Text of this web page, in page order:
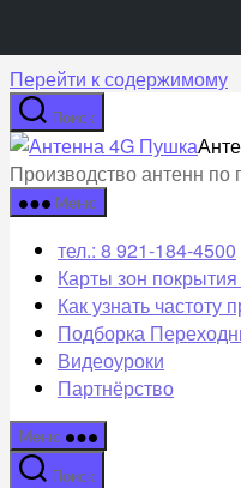
Перейти к содержимому
Поиск
Производство антенн по
Меню
тел.: 8 921-184-4500
Карты зон
Как узнать частоту
Подборка
Видеоуроки
Партнёрство
Меню
Поиск